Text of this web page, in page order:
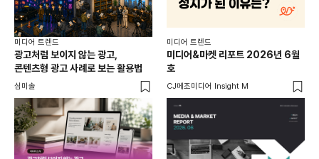
미디어 트렌드
광고처럼 보이지 않는 광고,
콘텐츠형 광고 사례로 보는 활용법
심미솔
미디어 트렌드
미디어&마켓 리포트 2026년 6월
호
CJ메조미디어 Insight M